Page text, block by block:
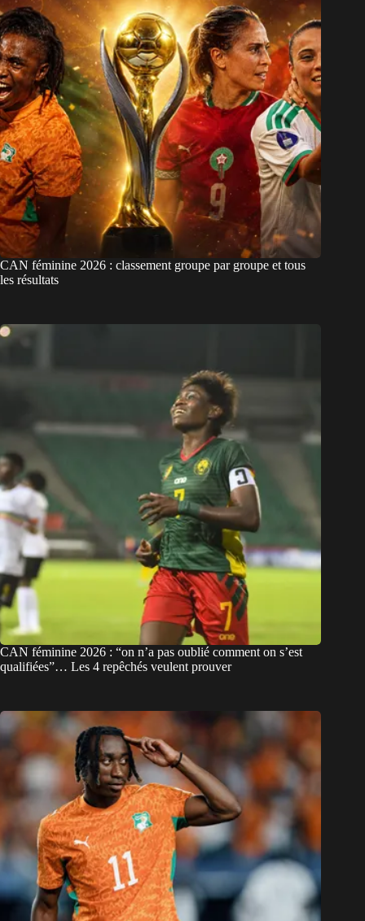
CAN féminine 2026 : classement groupe par groupe et tous
les résultats
CAN féminine 2026 : “on n’a pas oublié comment on s’est
qualifiées”… Les 4 repêchés veulent prouver